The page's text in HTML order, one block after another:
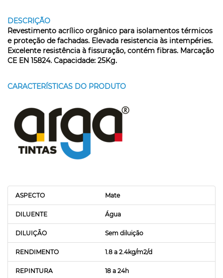
DESCRIÇÃO
Revestimento acrílico orgânico para isolamentos térmicos
e proteção de fachadas. Elevada resistencia às intempéries.
Excelente resistência à fissuração, contém fibras. Marcação
CE EN 15824. Capacidade: 25Kg.
CARACTERÍSTICAS DO PRODUTO
ASPECTO Mate
DILUENTE Água
DILUIÇÃO Sem diluição
RENDIMENTO 1.8 a 2.4kg/m2/d
REPINTURA 18 a 24h